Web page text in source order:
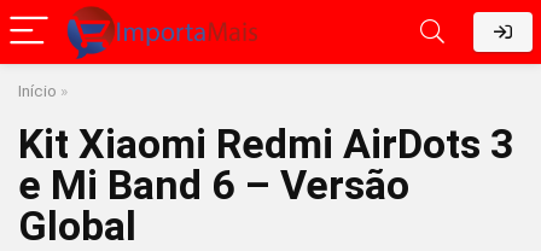
Início »
Kit Xiaomi Redmi AirDots 3
e Mi Band 6 – Versão
Global